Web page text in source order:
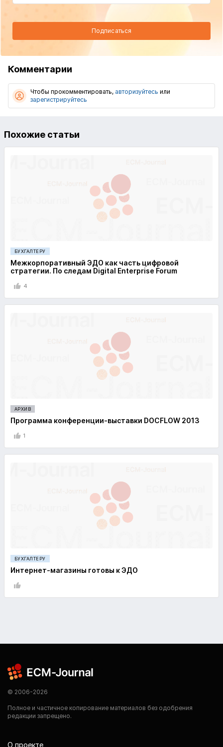
Подписаться
Комментарии
Чтобы прокомментировать, авторизуйтесь или
зарегистрируйтесь
Похожие статьи
БУХГАЛТЕРУ
Межкорпоративный ЭДО как часть цифровой
стратегии. По следам Digital Enterprise Forum
4
АРХИВ
Программа конференции-выставки DOCFLOW 2013
1
БУХГАЛТЕРУ
Интернет-магазины готовы к ЭДО
© 2006-2026
Полное и частичное копирование материалов без одобрения
редакции запрещено.
О проекте